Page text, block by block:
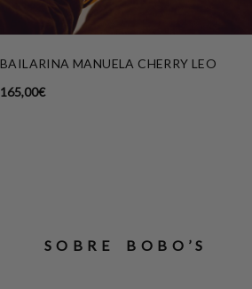
BAILARINA MANUELA CHERRY LEO
165,00€
SOBRE BOBO’S